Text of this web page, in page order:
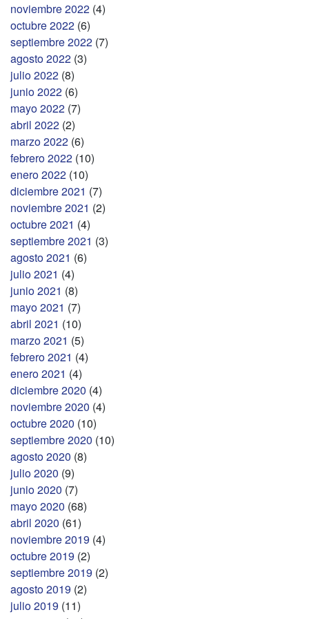
noviembre 2022 (4)
octubre 2022 (6)
septiembre 2022 (7)
agosto 2022 (3)
julio 2022 (8)
junio 2022 (6)
mayo 2022 (7)
abril 2022 (2)
marzo 2022 (6)
febrero 2022 (10)
enero 2022 (10)
diciembre 2021 (7)
noviembre 2021 (2)
octubre 2021 (4)
septiembre 2021 (3)
agosto 2021 (6)
julio 2021 (4)
junio 2021 (8)
mayo 2021 (7)
abril 2021 (10)
marzo 2021 (5)
febrero 2021 (4)
enero 2021 (4)
diciembre 2020 (4)
noviembre 2020 (4)
octubre 2020 (10)
septiembre 2020 (10)
agosto 2020 (8)
julio 2020 (9)
junio 2020 (7)
mayo 2020 (68)
abril 2020 (61)
noviembre 2019 (4)
octubre 2019 (2)
septiembre 2019 (2)
agosto 2019 (2)
julio 2019 (11)